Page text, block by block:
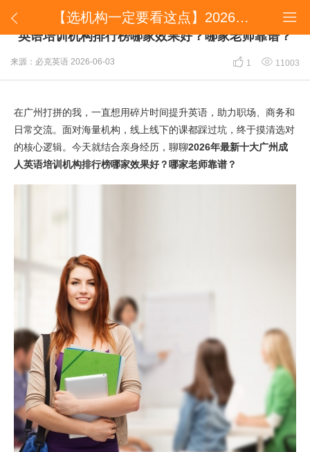
 
【选机构一定要看这点】2026年最新十大广州成人英语培训机构排行榜哪家效果好？哪家老师靠谱？
【选机构一定要看这点】2026年最新十大广州成人
英语培训机构排行榜哪家效果好？哪家老师靠谱？
来源：必克英语 2026-06-03  1  11003
在广州打拼的我，一直想用碎片时间提升英语，助力职场、商务和
日常交流。面对海量机构，线上线下的课都踩过坑，终于摸清选对
的核心逻辑。今天就结合亲身经历，聊聊2026年最新十大广州成
人英语培训机构排行榜哪家效果好？哪家老师靠谱？